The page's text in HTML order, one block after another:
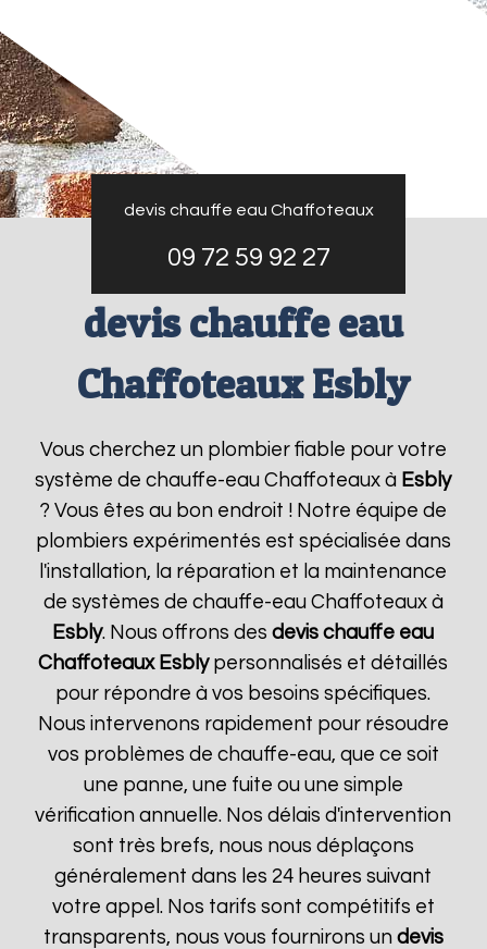
devis chauffe eau Chaffoteaux
09 72 59 92 27
devis chauffe eau
Chaffoteaux Esbly
Vous cherchez un plombier fiable pour votre
système de chauffe-eau Chaffoteaux à Esbly
? Vous êtes au bon endroit ! Notre équipe de
plombiers expérimentés est spécialisée dans
l'installation, la réparation et la maintenance
de systèmes de chauffe-eau Chaffoteaux à
Esbly. Nous offrons desdevis chauffe eau
Chaffoteaux Esblypersonnalisés et détaillés
pour répondre à vos besoins spécifiques.
Nous intervenons rapidement pour résoudre
vos problèmes de chauffe-eau, que ce soit
une panne, une fuite ou une simple
vérification annuelle. Nos délais d'intervention
sont très brefs, nous nous déplaçons
généralement dans les 24 heures suivant
votre appel. Nos tarifs sont compétitifs et
transparents, nous vous fournirons un devis